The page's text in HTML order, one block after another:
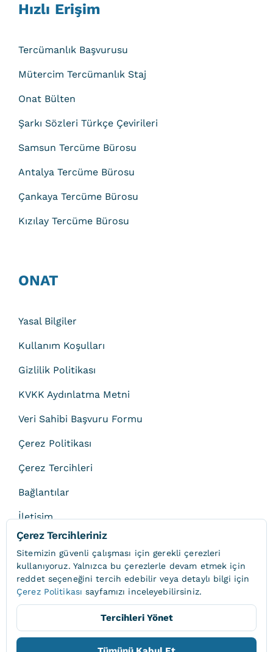
Hızlı Erişim
Tercümanlık Başvurusu
Mütercim Tercümanlık Staj
Onat Bülten
Şarkı Sözleri Türkçe Çevirileri
Samsun Tercüme Bürosu
Antalya Tercüme Bürosu
Çankaya Tercüme Bürosu
Kızılay Tercüme Bürosu
ONAT
Yasal Bilgiler
Kullanım Koşulları
Gizlilik Politikası
KVKK Aydınlatma Metni
Veri Sahibi Başvuru Formu
Çerez Politikası
Çerez Tercihleri
Bağlantılar
İletişim
© 2013 - 2026 • Onat
Yukarı
Çerez Tercihleriniz
Sitemizin güvenli çalışması için gerekli çerezleri
kullanıyoruz. Yalnızca bu çerezlerle devam etmek için
reddetseçeneğini tercih edebilir veya detaylı bilgi için
Çerez Politikası sayfamızı inceleyebilirsiniz.
Tercihleri Yönet